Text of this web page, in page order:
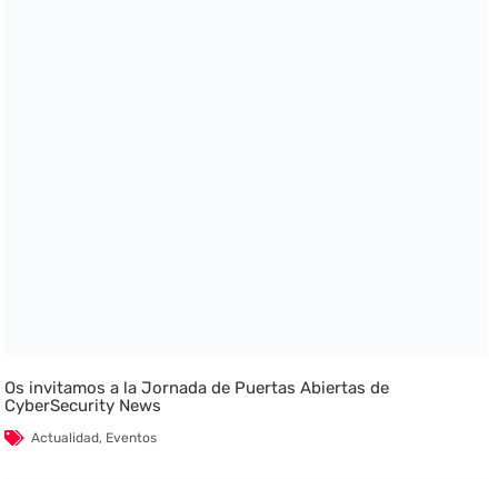
Os invitamos a la Jornada de Puertas Abiertas de
CyberSecurity News
Actualidad, Eventos